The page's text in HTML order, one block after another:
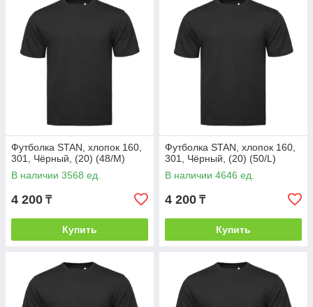
Футболка STAN, хлопок 160,
301, Чёрный, (20) (48/M)
В наличии 3568 ед.
4 200 ₸
Купить
Футболка STAN, хлопок 160,
301, Чёрный, (20) (50/L)
В наличии 4646 ед.
4 200 ₸
Купить